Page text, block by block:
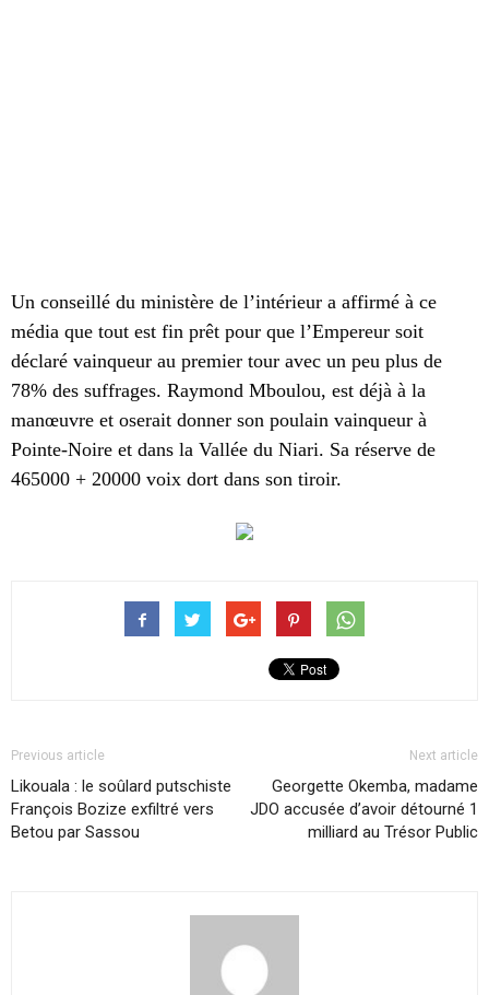
Un conseillé du ministère de l’intérieur a affirmé à ce
média que tout est fin prêt pour que l’Empereur soit
déclaré vainqueur au premier tour avec un peu plus de
78% des suffrages. Raymond Mboulou, est déjà à la
manœuvre et oserait donner son poulain vainqueur à
Pointe-Noire et dans la Vallée du Niari. Sa réserve de
465000 + 20000 voix dort dans son tiroir.
Previous article
Likouala : le soûlard putschiste
François Bozize exfiltré vers
Betou par Sassou
Next article
Georgette Okemba, madame
JDO accusée d’avoir détourné 1
milliard au Trésor Public